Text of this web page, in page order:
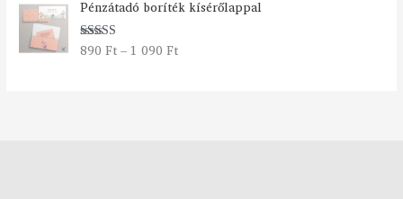
:
Pénzátadó boríték kísérőlappal
Értékelés:
890Ft – 1 090Ft
r
a